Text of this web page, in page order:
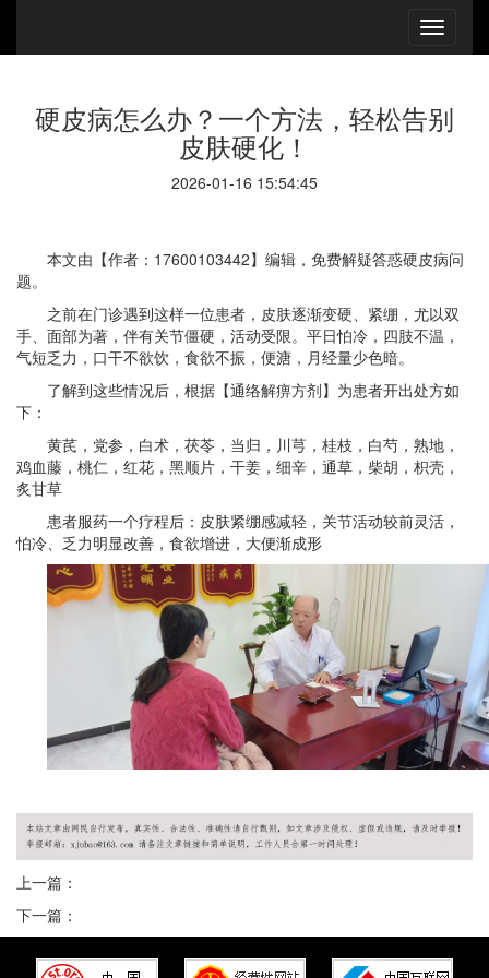
硬皮病怎么办？一个方法，轻松告别
皮肤硬化！
2026-01-16 15:54:45
本文由【作者：17600103442】编辑，免费解疑答惑硬皮病问
题。
之前在门诊遇到这样一位患者，皮肤逐渐变硬、紧绷，尤以双
手、面部为著，伴有关节僵硬，活动受限。平日怕冷，四肢不温，
气短乏力，口干不欲饮，食欲不振，便溏，月经量少色暗。
了解到这些情况后，根据【通络解痹方剂】为患者开出处方如
下：
黄芪，党参，白术，茯苓，当归，川芎，桂枝，白芍，熟地，
鸡血藤，桃仁，红花，黑顺片，干姜，细辛，通草，柴胡，枳壳，
炙甘草
患者服药一个疗程后：皮肤紧绷感减轻，关节活动较前灵活，
怕冷、乏力明显改善，食欲增进，大便渐成形
上一篇：
下一篇：